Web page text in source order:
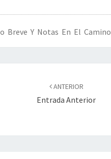
er dI
n
l
p
ar
tir
Breve Y Notas En El Camino
ANTERIOR
Entrada Anterior